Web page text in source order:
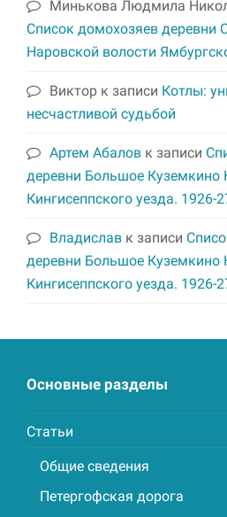
Минькова Людмила
Список домохозяев деревни
Наровской волости
Виктор к записи Котлы:
несчастливой судьбой
Артем Абалов к записи
деревни Большое Куземкино
Кингисеппского уезда. 1926-
Владислав к записи
деревни Большое Куземкино
Кингисеппского уезда. 1926-
Основные разделы
Статьи
Общие сведения
Петергофская дорога